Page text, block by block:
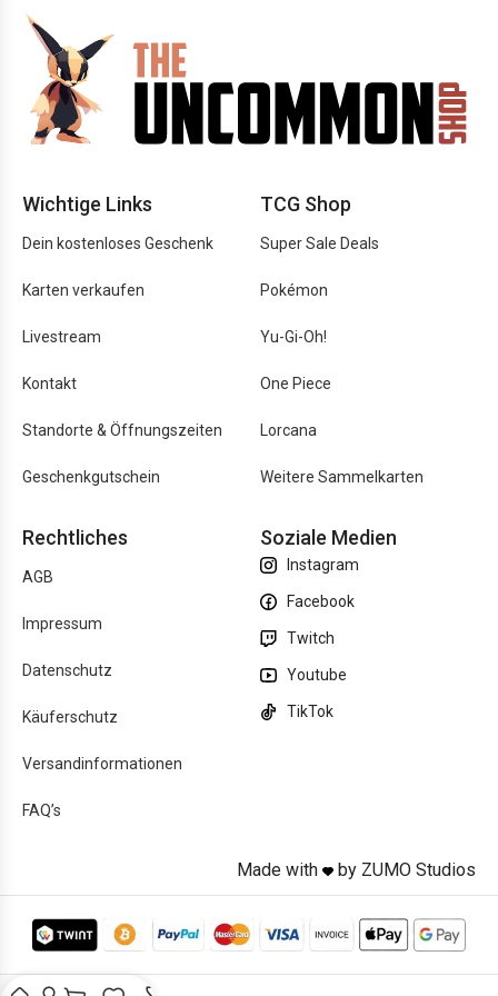
Wichtige Links
Dein kostenloses Geschenk
Karten verkaufen
Livestream
Kontakt
Standorte & Öffnungszeiten
Geschenkgutschein
TCG Shop
Super Sale Deals
Pokémon
Yu-Gi-Oh!
One Piece
Lorcana
Weitere Sammelkarten
Rechtliches
AGB
Impressum
Datenschutz
Käuferschutz
Versandinformationen
FAQ’s
Soziale Medien
Instagram
Facebook
Twitch
Youtube
TikTok
Made with by ZUMO Studios